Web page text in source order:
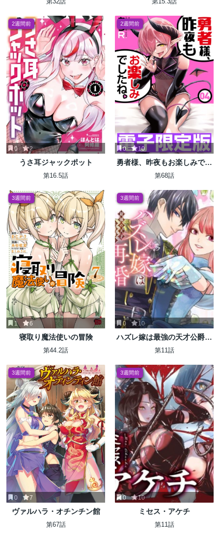
2週間前
0 2
うさ耳ジャックポット
第16.5話
2週間前
0 10
勇者様、昨夜もお楽しみでし
たね。
第68話
3週間前
1 6
寝取り魔法使いの冒険
第44.2話
3週間前
0 10
ハズレ嫁は最強の天才公爵様
と再婚しました。
第11話
3週間前
0 7
ヴァルハラ・オチンチン館
第67話
3週間前
0 10
ミセス・アケチ
第11話